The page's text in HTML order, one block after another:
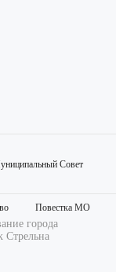
Совет
Повестка МО
города
Стрельна